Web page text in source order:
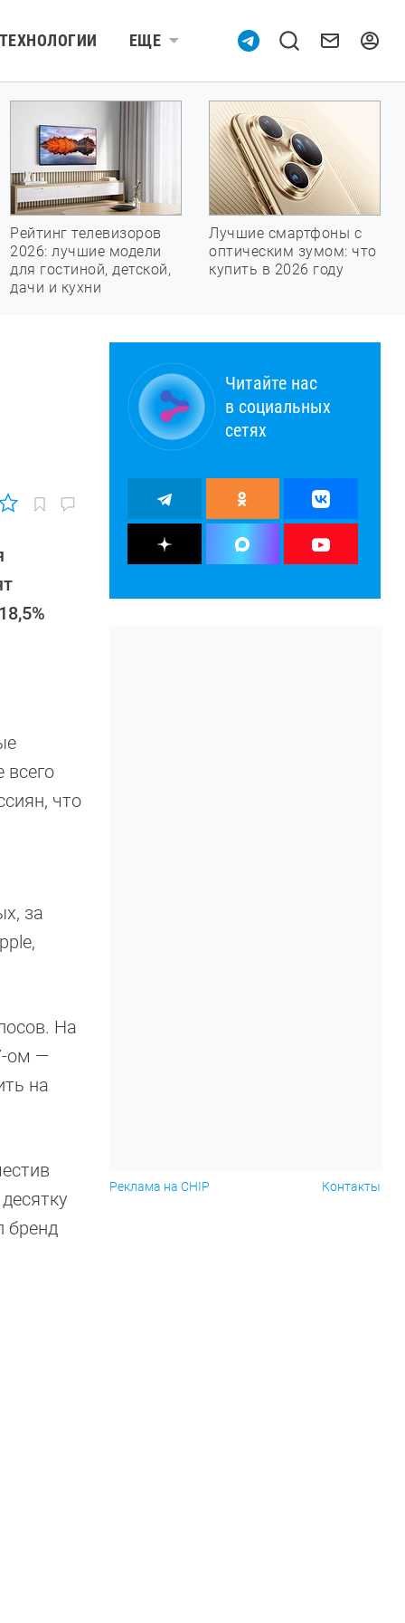
ТЕХНОЛОГИИ ЕЩЕ
Рейтинг телевизоров
2026: лучшие модели
для гостиной, детской,
дачи и кухни
Лучшие смартфоны с
оптическим зумом: что
купить в 2026 году
всего
что
за
На
ом —
на
бренд
Читайте нас
в социальных
сетях
Реклама на CHIP Контакты